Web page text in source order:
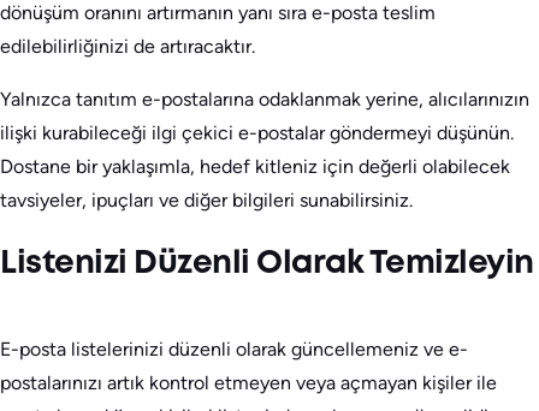
dönüşüm oranını artırmanın yanı sıra e-posta teslim
edilebilirliğinizi de artıracaktır.
Yalnızca tanıtım e-postalarına odaklanmak yerine, alıcılarınızın
ilişki kurabileceği ilgi çekici e-postalar göndermeyi düşünün.
Dostane bir yaklaşımla, hedef kitleniz için değerli olabilecek
tavsiyeler, ipuçları ve diğer bilgileri sunabilirsiniz.
Listenizi Düzenli Olarak Temizleyin
E-posta listelerinizi düzenli olarak güncellemeniz ve e-
postalarınızı artık kontrol etmeyen veya açmayan kişiler ile